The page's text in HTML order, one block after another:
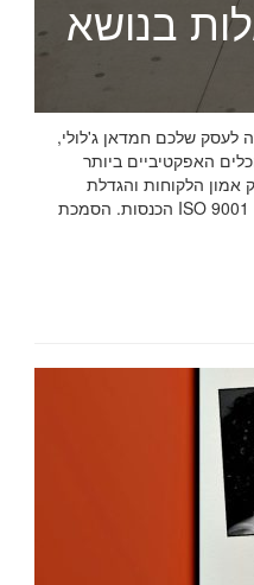
בנושא
הסמכה לעסק שלכם חמדאן ג'לולי,
מסביר כי תקן איזו 9001 הוא אחד הכלים האפקטיביים ביותר
אמון הלקוחות והגדלת
הכנסות. הסמכת ISO 9001 מוכיחה ללקוחות, לשותפים ולמשקיעים שהארגון שלכם פועל על פי